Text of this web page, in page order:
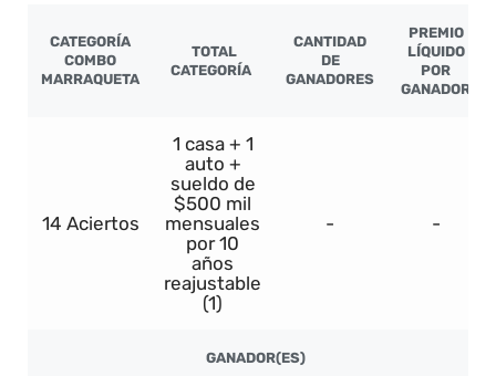
CATEGORÍA
COMBO
MARRAQUETA
TOTAL
CATEGORÍA
CANTIDAD
DE
GANADORES
PREMIO
LÍQUIDO
POR
GANADOR
14 Aciertos
1 casa + 1
auto +
sueldo de
$500 mil
mensuales
por 10
años
reajustable
(1)
- -
GANADOR(ES)